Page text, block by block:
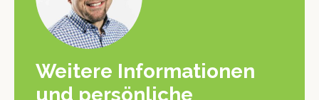
Weitere Informationen
und persönliche